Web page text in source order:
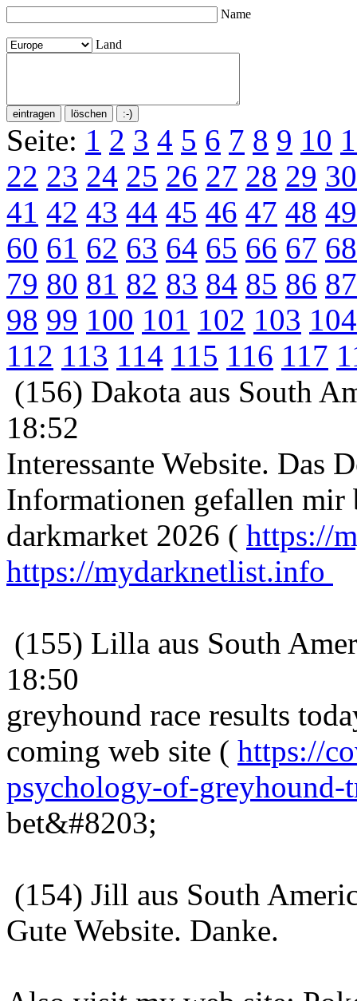
Name
Land
Seite: 1 2 3 4 5 6 7 8 9 10
22 23 24 25 26 27 28 29 30
41 42 43 44 45 46 47 48 49
60 61 62 63 64 65 66 67 68
79 80 81 82 83 84 85 86 87
98 99 100 101 102 103 104
112 113 114 115 116 117
(156) Dakota aus South
18:52
Interessante Website. Das
Informationen gefallen mir
darkmarket 2026 ( https://
https://mydarknetlist.info
(155) Lilla aus South
18:50
greyhound race results
coming web site ( https://
psychology-of-
bet&#8203;
(154) Jill aus South
Gute Website. Danke.